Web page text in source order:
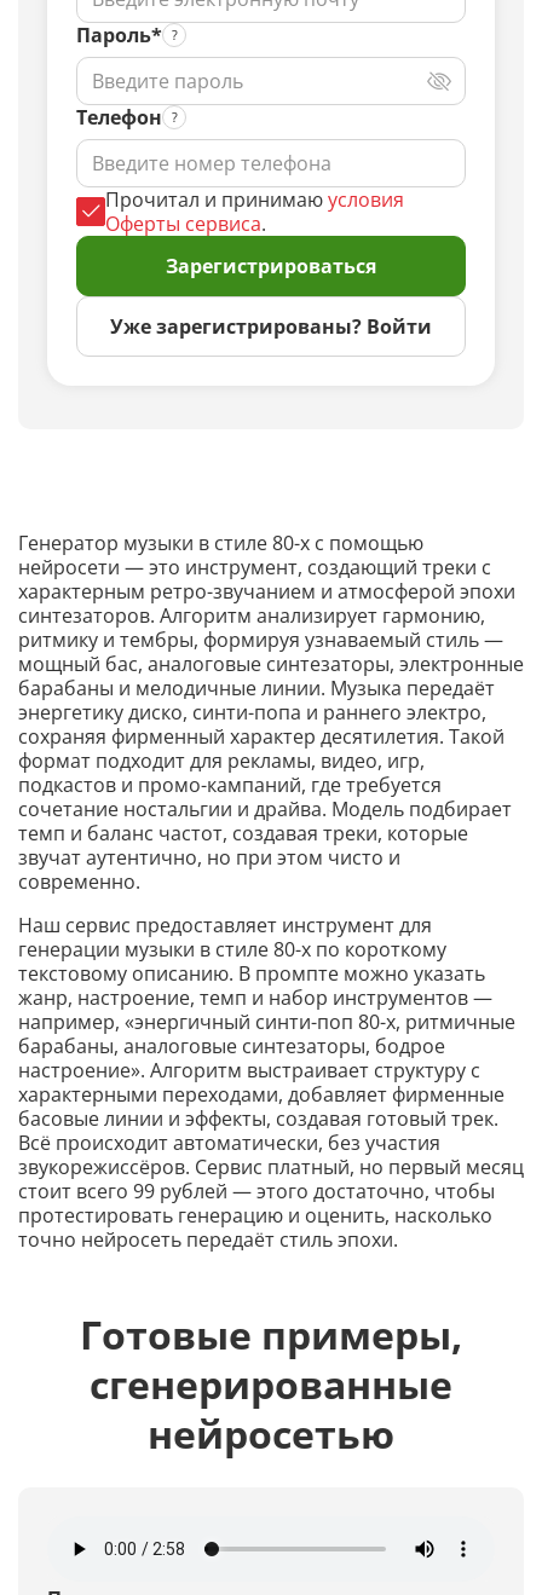
Пароль*
Телефон
Прочитал и принимаюусловия
Оферты сервиса.
Зарегистрироваться
Уже зарегистрированы? Войти
Генератор музыки в стиле 80-х с помощью
нейросети — это инструмент, создающий треки с
характерным ретро-звучанием и атмосферой эпохи
синтезаторов. Алгоритм анализирует гармонию,
ритмику и тембры, формируя узнаваемый стиль —
мощный бас, аналоговые синтезаторы, электронные
барабаны и мелодичные линии. Музыка передаёт
энергетику диско, синти-попа и раннего электро,
сохраняя фирменный характер десятилетия. Такой
формат подходит для рекламы, видео, игр,
подкастов и промо-кампаний, где требуется
сочетание ностальгии и драйва. Модель подбирает
темп и баланс частот, создавая треки, которые
звучат аутентично, но при этом чисто и
современно.
Наш сервис предоставляет инструмент для
генерации музыки в стиле 80-х по короткому
текстовому описанию. В промпте можно указать
жанр, настроение, темп и набор инструментов —
например, «энергичный синти-поп 80-х, ритмичные
барабаны, аналоговые синтезаторы, бодрое
настроение». Алгоритм выстраивает структуру с
характерными переходами, добавляет фирменные
басовые линии и эффекты, создавая готовый трек.
Всё происходит автоматически, без участия
звукорежиссёров. Сервис платный, но первый месяц
стоит всего 99 рублей — этого достаточно, чтобы
протестировать генерацию и оценить, насколько
точно нейросеть передаёт стиль эпохи.
Готовые примеры,
сгенерированные
нейросетью